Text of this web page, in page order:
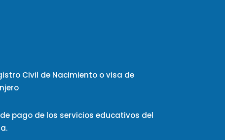
Civil de Nacimiento o visa de
pago de los servicios educativos del